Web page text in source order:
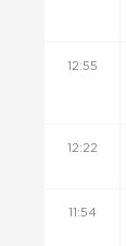
12:55
12:22
11:54